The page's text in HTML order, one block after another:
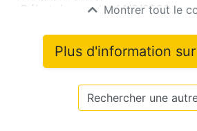
Début du mandat14/2/2026
Montrer tout le
Plus d'information sur
Rechercher une